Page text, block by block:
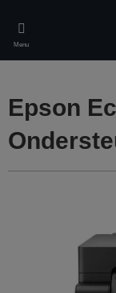
main
content
Menu
Epson